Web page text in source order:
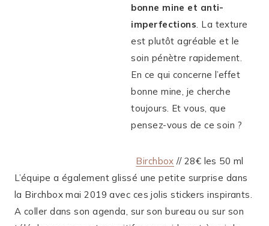
bonne mine et anti-
imperfections. La texture
est plutôt agréable et le
soin pénètre rapidement.
En ce qui concerne l’effet
bonne mine, je cherche
toujours. Et vous, que
pensez-vous de ce soin ?
Birchbox // 28€ les 50 ml
L’équipe a également glissé une petite surprise dans
la Birchbox mai 2019 avec ces jolis stickers inspirants.
A coller dans son agenda, sur son bureau ou sur son